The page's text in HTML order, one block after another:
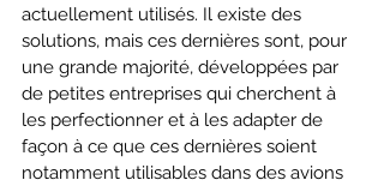
actuellement utilisés. Il existe des
solutions, mais ces dernières sont, pour
une grande majorité, développées par
de petites entreprises qui cherchent à
les perfectionner et à les adapter de
façon à ce que ces dernières soient
notamment utilisables dans des avions